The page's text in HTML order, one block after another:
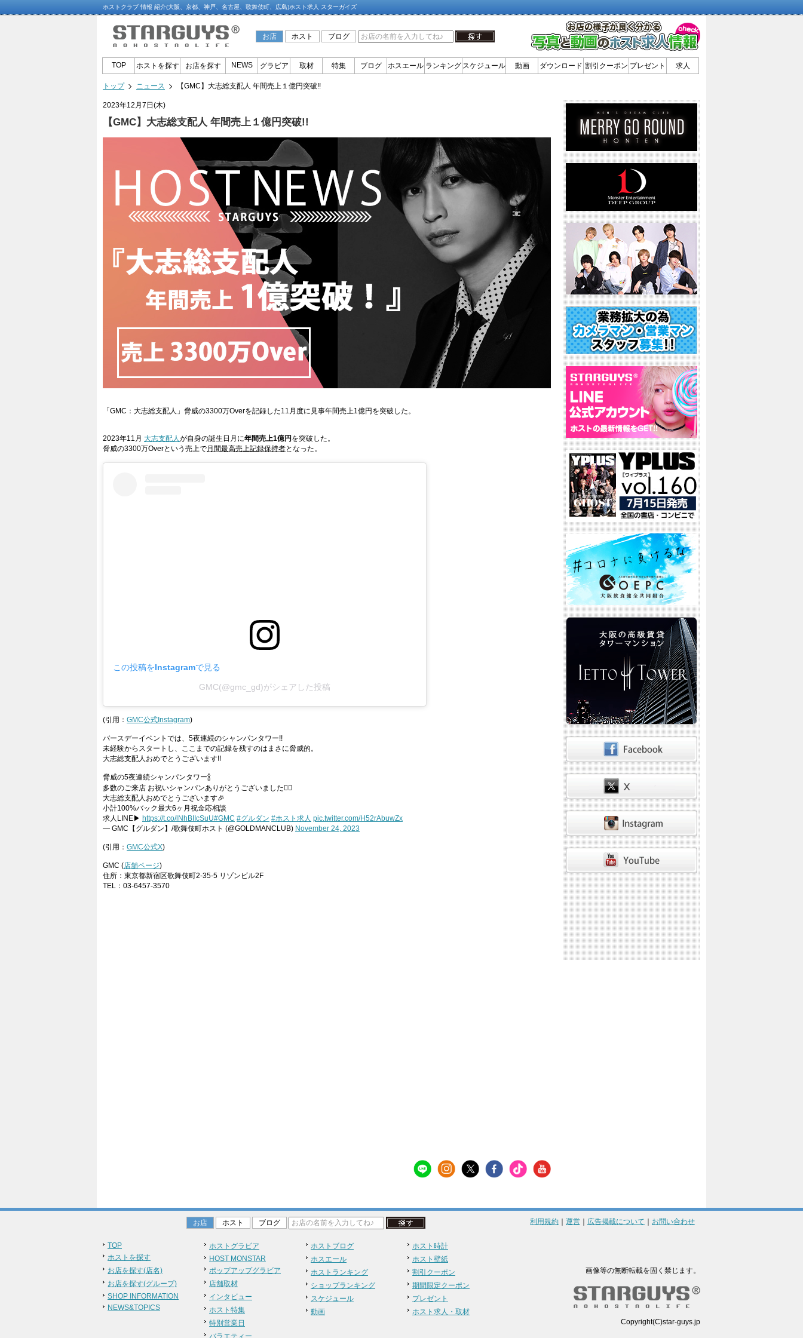
ホストクラブ 情報 紹介(大阪、京都、神戸、名古屋、歌舞伎町、広島)ホスト求人 スターガイズ
お店 ホスト ブログ
TOP ホストを探す お店を探す NEWS グラビア 取材 特集 ブログ ホスエール ランキング スケジュール 動画 ダウンロード 割引クーポン プレゼント 求人
トップ ニュース 【GMC】大志総支配人 年間売上１億円突破!!
2023年12月7日(木)
【GMC】大志総支配人 年間売上１億円突破!!
「GMC：大志総支配人」脅威の3300万Overを記録した11月度に見事年間売上1億円を突破した。
2023年11月 大志支配人が自身の誕生日月に年間売上1億円 を突破した。
脅威の3300万Overという売上で月間最高売上記録保持者となった。
この投稿をInstagramで見る
GMC(@gmc_gd)がシェアした投稿
(引用： GMC公式Instagram)
バースデーイベントでは、5夜連続のシャンパンタワー!!
未経験からスタートし、ここまでの記録を残すのはまさに脅威的。
大志総支配人おめでとうございます!!
脅威の5夜連続シャンパンタワー🍾
多数のご来店 お祝いシャンパンありがとうございました🙇‍♀️
大志総支配人おめでとうございます🎉
小計100%バック最大6ヶ月祝金応相談
求人LINE▶︎ https://t.co/lNhBIIcSuU#GMC #グルダン #ホスト求人 pic.twitter.com/H52rAbuwZx
— GMC【グルダン】/歌舞伎町ホスト (@GOLDMANCLUB) November 24, 2023
(引用： GMC公式X)
GMC (店舗ページ)
住所：東京都新宿区歌舞伎町2-35-5 リゾンビル2F
TEL：03-6457-3570
お店 ホスト ブログ
TOP
ホストを探す
お店を探す(店名)
お店を探す(グループ)
SHOP INFORMATION
NEWS&TOPICS
ホストグラビア
HOST MONSTAR
ポップアップグラビア
店舗取材
インタビュー
ホスト特集
特別営業日
バラエティー
ホストブログ
ホスエール
ホストランキング
ショップランキング
スケジュール
動画
ホスト時計
ホスト壁紙
割引クーポン
期間限定クーポン
プレゼント
ホスト求人・取材
利用規約 運営 広告掲載について お問い合わせ
画像等の無断転載を固く禁じます。
Copyright(C)star-guys.jp